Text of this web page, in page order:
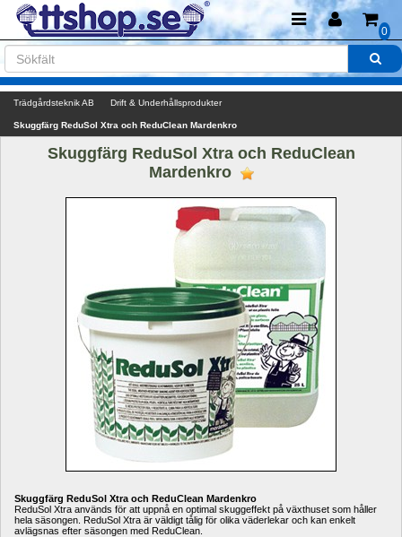
0
Trädgårdsteknik AB Drift & Underhållsprodukter
Skuggfärg ReduSol Xtra och ReduClean Mardenkro
Skuggfärg ReduSol Xtra och ReduClean
Mardenkro
Skuggfärg ReduSol Xtra och ReduClean Mardenkro
ReduSol Xtra används för att uppnå en optimal skuggeffekt på växthuset som håller
hela säsongen. ReduSol Xtra är väldigt tålig för olika väderlekar och kan enkelt
avlägsnas efter säsongen med ReduClean.